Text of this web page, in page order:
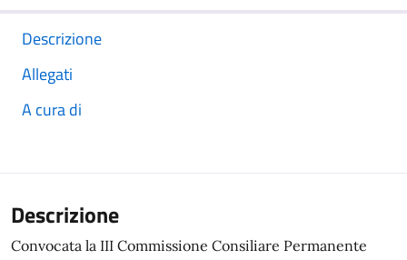
Descrizione
Allegati
A cura di
Descrizione
Convocata la III Commissione Consiliare Permanente